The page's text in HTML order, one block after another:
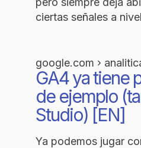
ciertas señales a
google.com ›
GA4 ya tiene
de ejemplo
Studio) [EN]
Ya podemos jugar